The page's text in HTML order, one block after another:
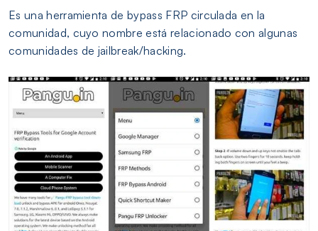
Es una herramienta de bypass FRP circulada en la
comunidad, cuyo nombre está relacionado con algunas
comunidades de jailbreak/hacking.